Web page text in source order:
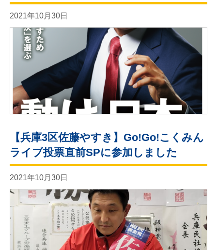
2021年10月30日
【兵庫3区佐藤やすき】Go!Go!こくみん
ライブ投票直前SPに参加しました
2021年10月30日